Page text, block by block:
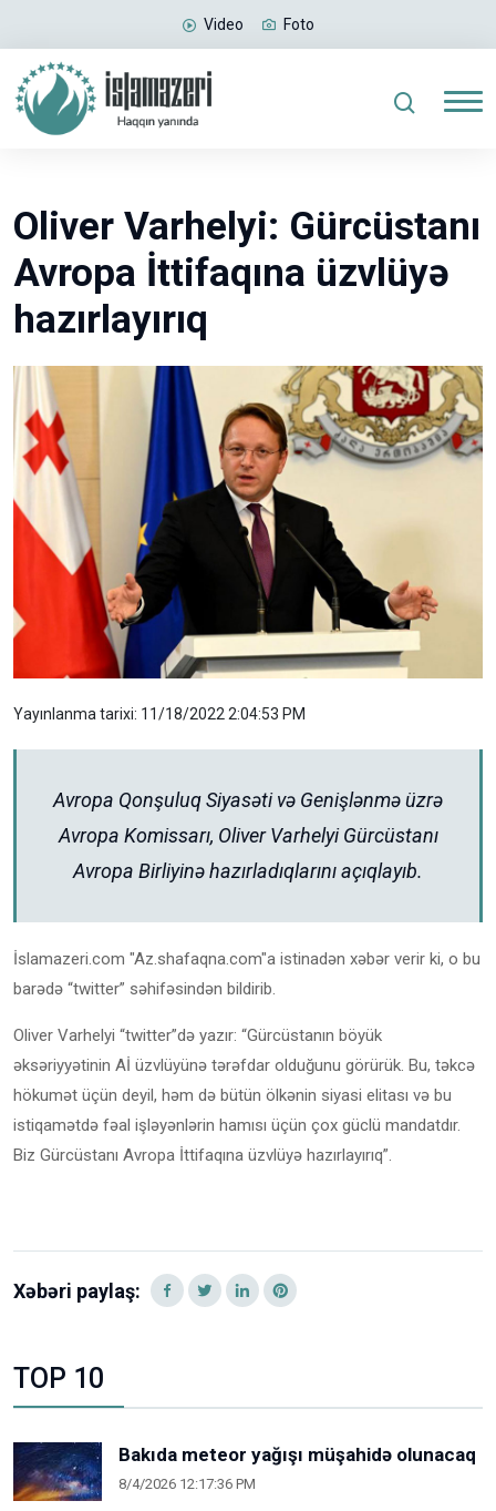
Video Foto
Oliver Varhelyi: Gürcüstanı
Avropa İttifaqına üzvlüyə
hazırlayırıq
Yayınlanma tarixi: 11/18/2022 2:04:53 PM
Avropa Qonşuluq Siyasəti və Genişlənmə üzrə
Avropa Komissarı, Oliver Varhelyi Gürcüstanı
Avropa Birliyinə hazırladıqlarını açıqlayıb.
İslamazeri.com "Az.shafaqna.com"a istinadən xəbər verir ki, o bu
barədə “twitter” səhifəsindən bildirib.
Oliver Varhelyi “twitter”də yazır: “Gürcüstanın böyük
əksəriyyətinin Aİ üzvlüyünə tərəfdar olduğunu görürük. Bu, təkcə
hökumət üçün deyil, həm də bütün ölkənin siyasi elitası və bu
istiqamətdə fəal işləyənlərin hamısı üçün çox güclü mandatdır.
Biz Gürcüstanı Avropa İttifaqına üzvlüyə hazırlayırıq”.
Xəbəri paylaş:
TOP 10
Bakıda meteor yağışı müşahidə olunacaq
8/4/2026 12:17:36 PM